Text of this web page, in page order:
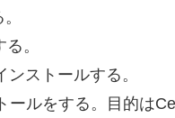
。
ストールする。
ールをする。目的は